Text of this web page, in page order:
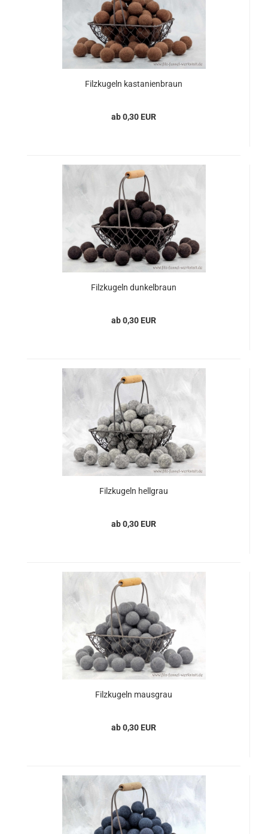
Filzkugeln kastanienbraun
ab 0,30 EUR
Filzkugeln dunkelbraun
ab 0,30 EUR
Filzkugeln hellgrau
ab 0,30 EUR
Filzkugeln mausgrau
ab 0,30 EUR